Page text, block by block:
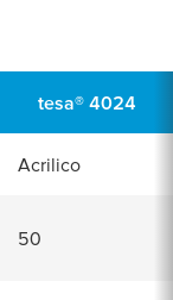
tesa® 4024
Acrilico
50